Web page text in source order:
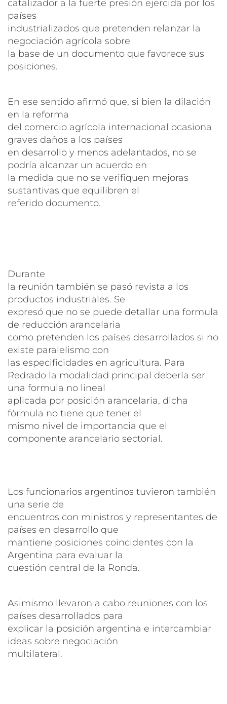
catalizador a la fuerte presión ejercida por los
países
industrializados que pretenden relanzar la
negociación agrícola sobre
la base de un documento que favorece sus
posiciones.
En ese sentido afirmó que, si bien la dilación
en la reforma
del comercio agrícola internacional ocasiona
graves daños a los países
en desarrollo y menos adelantados, no se
podría alcanzar un acuerdo en
la medida que no se verifiquen mejoras
sustantivas que equilibren el
referido documento.
Durante
la reunión también se pasó revista a los
productos industriales. Se
expresó que no se puede detallar una formula
de reducción arancelaria
como pretenden los países desarrollados si no
existe paralelismo con
las especificidades en agricultura. Para
Redrado la modalidad principal debería ser
una formula no lineal
aplicada por posición arancelaria, dicha
fórmula no tiene que tener el
mismo nivel de importancia que el
componente arancelario sectorial.
Los funcionarios argentinos tuvieron también
una serie de
encuentros con ministros y representantes de
países en desarrollo que
mantiene posiciones coincidentes con la
Argentina para evaluar la
cuestión central de la Ronda.
Asimismo llevaron a cabo reuniones con los
países desarrollados para
explicar la posición argentina e intercambiar
ideas sobre negociación
multilateral.